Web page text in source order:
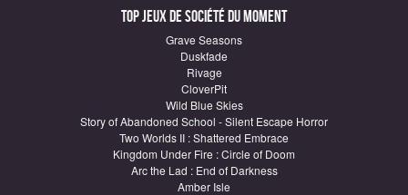
Top Jeux de société du moment
Grave Seasons
Duskfade
Rivage
CloverPit
Wild Blue Skies
Story of Abandoned School - Silent Escape Horror
Two Worlds II : Shattered Embrace
Kingdom Under Fire : Circle of Doom
Arc the Lad : End of Darkness
Amber Isle